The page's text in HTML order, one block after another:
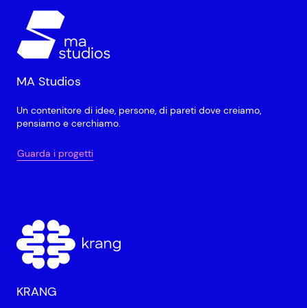
MA Studios
Un contenitore di idee, persone, di pareti dove creiamo,
pensiamo e cerchiamo.
Guarda i progetti
KRANG